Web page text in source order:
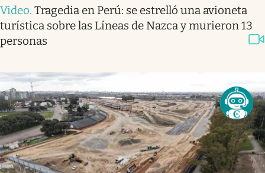
Video. Tragedia en Perú: se estrelló una avioneta
turística sobre las Líneas de Nazca y murieron 13
personas